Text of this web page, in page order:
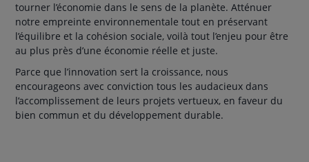
tourner l’économie dans le sens de la planète. Atténuer
notre empreinte environnementale tout en préservant
l’équilibre et la cohésion sociale, voilà tout l’enjeu pour être
au plus près d’une économie réelle et juste.
Parce que l’innovation sert la croissance, nous
encourageons avec conviction tous les audacieux dans
l’accomplissement de leurs projets vertueux, en faveur du
bien commun et du développement durable.